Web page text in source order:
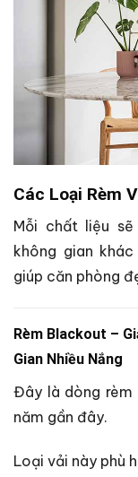
Các Loại Rèm
Mỗi chất liệu
không gian
giúp căn phòng
Rèm Blackout –
Gian Nhiều Nắng
Đây là dòng rèm
năm gần đây.
Loại vải này phù